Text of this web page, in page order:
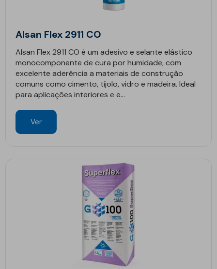
Alsan Flex 2911 CO
Alsan Flex 2911 CO é um adesivo e selante elástico
monocomponente de cura por humidade, com
excelente aderência a materiais de construção
comuns como cimento, tijolo, vidro e madeira. Ideal
para aplicações interiores e e...
Ver